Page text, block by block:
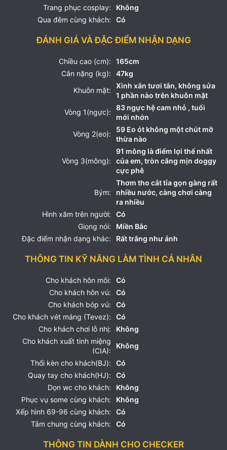
Trang phục cosplay:
Không
Qua đêm cùng khách:
Có
ĐÁNH GIÁ VÀ ĐẶC ĐIỂM NHẬN DẠNG
Chiều cao (cm):
165cm
Cân nặng (kg):
47kg
Khuôn mặt:
Xinh xắn tươi tắn, không sửa
1 phần nào trên khuôn mặt
Vòng 1(ngực):
83 ngực hệ cam nhỏ , tuổi
mới nhớn
Vòng 2(eo):
59 Eo ót không một chút mỡ
thừa nào
Vòng 3(mông):
91 mông là điểm lợi thế nhất
của em, tròn căng mịn doggy
cực phê
Bým:
Thơm tho cắt tỉa gọn gàng rất
nhiều nước, càng chơi càng
ra nhiều
Hình xăm trên người:
Có
Giọng nói:
Miền Bắc
Đặc điểm nhận dạng khác:
Rất trắng như ảnh
THÔNG TIN KỸ NĂNG LÀM TÌNH CÁ NHÂN
Cho khách hôn môi:
Có
Cho khách hôn vú:
Có
Cho khách bóp vú:
Có
Cho khách vét máng (Tevez):
Có
Cho khách chơi lỗ nhị:
Không
Cho khách xuất tinh miệng
(CIA):
Không
Thổi kèn cho khách(BJ):
Có
Quay tay cho khách(HJ):
Có
Dọn wc cho khách:
Không
Phục vụ some cùng khách:
Không
Xếp hình 69-96 cùng khách:
Có
Tắm chung cùng khách:
Có
THÔNG TIN DÀNH CHO CHECKER